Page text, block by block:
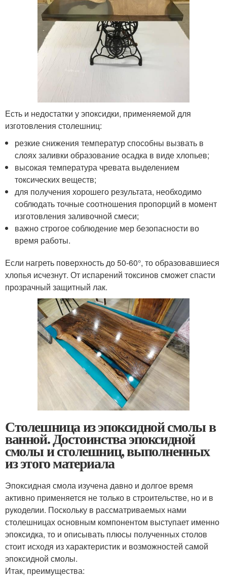
Есть и недостатки у эпоксидки, применяемой для
изготовления столешниц:
резкие снижения температур способны вызвать в
слоях заливки образование осадка в виде хлопьев;
высокая температура чревата выделением
токсических веществ;
для получения хорошего результата, необходимо
соблюдать точные соотношения пропорций в момент
изготовления заливочной смеси;
важно строгое соблюдение мер безопасности во
время работы.
Если нагреть поверхность до 50-60°, то образовавшиеся
хлопья исчезнут. От испарений токсинов сможет спасти
прозрачный защитный лак.
Столешница из эпоксидной смолы в
ванной. Достоинства эпоксидной
смолы и столешниц, выполненных
из этого материала
Эпоксидная смола изучена давно и долгое время
активно применяется не только в строительстве, но и в
рукоделии. Поскольку в рассматриваемых нами
столешницах основным компонентом выступает именно
эпоксидка, то и описывать плюсы полученных столов
стоит исходя из характеристик и возможностей самой
эпоксидной смолы.
Итак, преимущества: